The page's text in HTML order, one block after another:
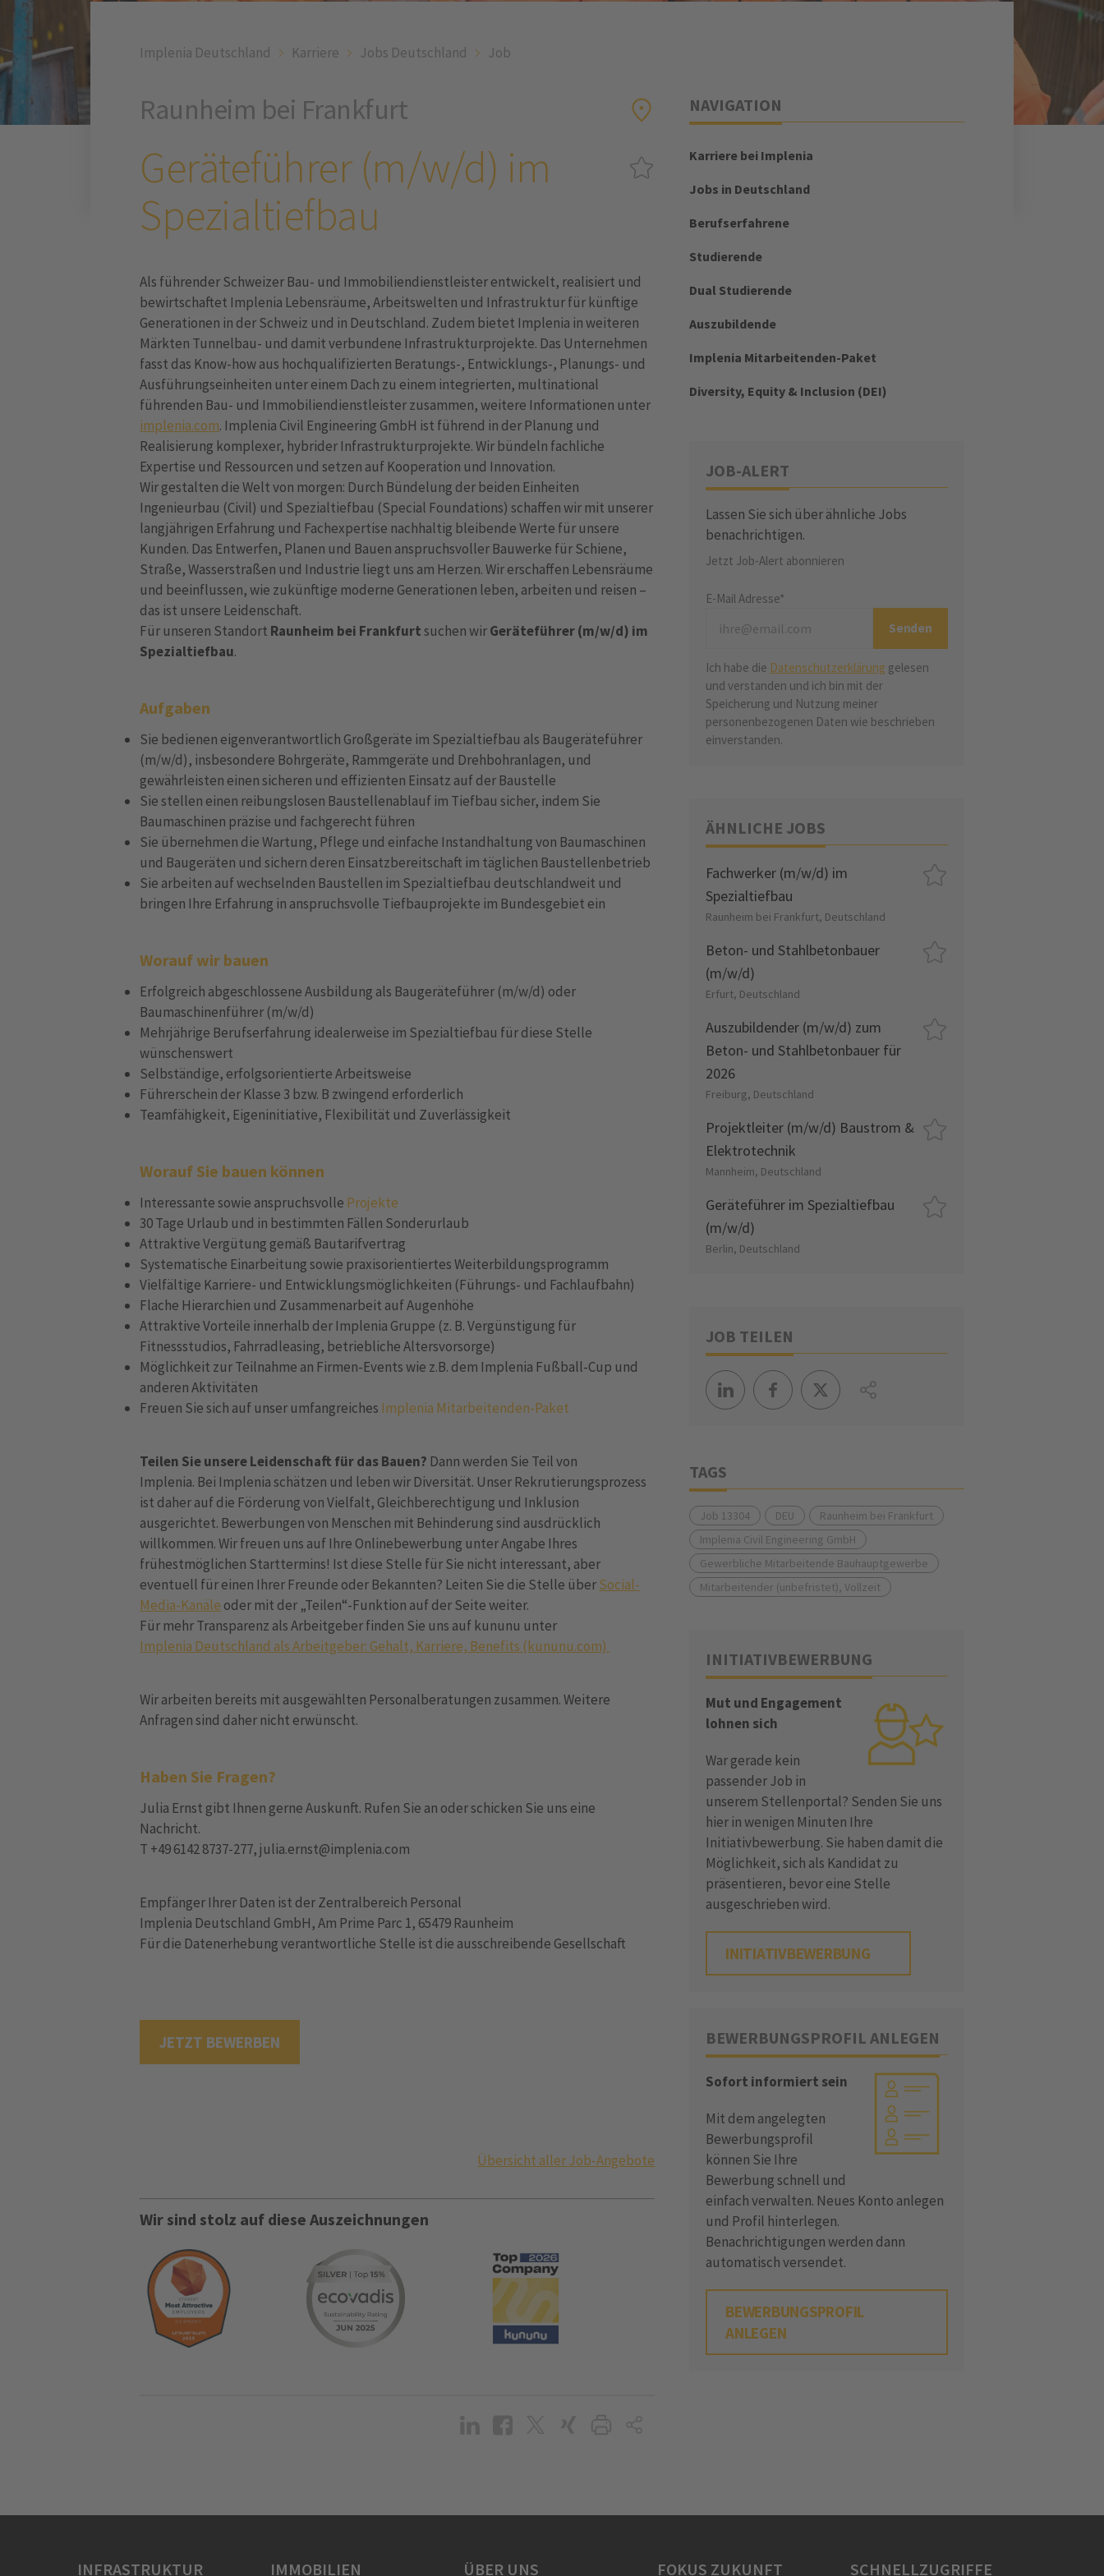
Implenia Deutschland Karriere Jobs Deutschland Job
Raunheim bei Frankfurt
Geräteführer (m/w/d) im
Spezialtiefbau
Als führender Schweizer Bau- und Immobiliendienstleister entwickelt, realisiert und
bewirtschaftet Implenia Lebensräume, Arbeitswelten und Infrastruktur für künftige
Generationen in der Schweiz und in Deutschland. Zudem bietet Implenia in weiteren
Märkten Tunnelbau- und damit verbundene Infrastrukturprojekte. Das Unternehmen
fasst das Know-how aus hochqualifizierten Beratungs-, Entwicklungs-, Planungs- und
Ausführungseinheiten unter einem Dach zu einem integrierten, multinational
führenden Bau- und Immobiliendienstleister zusammen, weitere Informationen unter
implenia.com. Implenia Civil Engineering GmbH ist führend in der Planung und
Realisierung komplexer, hybrider Infrastrukturprojekte. Wir bündeln fachliche
Expertise und Ressourcen und setzen auf Kooperation und Innovation.
Wir gestalten die Welt von morgen: Durch Bündelung der beiden Einheiten
Ingenieurbau (Civil) und Spezialtiefbau (Special Foundations) schaffen wir mit unserer
langjährigen Erfahrung und Fachexpertise nachhaltig bleibende Werte für unsere
Kunden. Das Entwerfen, Planen und Bauen anspruchsvoller Bauwerke für Schiene,
Straße, Wasserstraßen und Industrie liegt uns am Herzen. Wir erschaffen Lebensräume
und beeinflussen, wie zukünftige moderne Generationen leben, arbeiten und reisen –
das ist unsere Leidenschaft.
Für unseren Standort Raunheim bei Frankfurtsuchen wirGeräteführer (m/w/d) im
Spezialtiefbau.
Aufgaben
Sie bedienen eigenverantwortlich Großgeräte im Spezialtiefbau als Baugeräteführer
(m/w/d), insbesondere Bohrgeräte, Rammgeräte und Drehbohranlagen, und
gewährleisten einen sicheren und effizienten Einsatz auf der Baustelle
Sie stellen einen reibungslosen Baustellenablauf im Tiefbau sicher, indem Sie
Baumaschinen präzise und fachgerecht führen
Sie übernehmen die Wartung, Pflege und einfache Instandhaltung von Baumaschinen
und Baugeräten und sichern deren Einsatzbereitschaft im täglichen Baustellenbetrieb
Sie arbeiten auf wechselnden Baustellen im Spezialtiefbau deutschlandweit und
bringen Ihre Erfahrung in anspruchsvolle Tiefbauprojekte im Bundesgebiet ein
Worauf wir bauen
Erfolgreich abgeschlossene Ausbildung als Baugeräteführer (m/w/d) oder
Baumaschinenführer (m/w/d)
Mehrjährige Berufserfahrung idealerweise im Spezialtiefbau für diese Stelle
wünschenswert
Selbständige, erfolgsorientierte Arbeitsweise
Führerschein der Klasse 3 bzw. B zwingend erforderlich
Teamfähigkeit, Eigeninitiative, Flexibilität und Zuverlässigkeit
Worauf Sie bauen können
Interessante sowie anspruchsvolle Projekte
30 Tage Urlaub und in bestimmten Fällen Sonderurlaub
Attraktive Vergütung gemäß Bautarifvertrag
Systematische Einarbeitung sowie praxisorientiertes Weiterbildungsprogramm
Vielfältige Karriere- und Entwicklungsmöglichkeiten (Führungs- und Fachlaufbahn)
Flache Hierarchien und Zusammenarbeit auf Augenhöhe
Attraktive Vorteile innerhalb der Implenia Gruppe (z. B. Vergünstigung für
Fitnessstudios, Fahrradleasing, betriebliche Altersvorsorge)
Möglichkeit zur Teilnahme an Firmen-Events wie z.B. dem Implenia Fußball-Cup und
anderen Aktivitäten
Freuen Sie sich auf unser umfangreiches Implenia Mitarbeitenden-Paket
Teilen Sie unsere Leidenschaft für das Bauen? Dann werden Sie Teil von
Implenia. Bei Implenia schätzen und leben wir Diversität. Unser Rekrutierungsprozess
ist daher auf die Förderung von Vielfalt, Gleichberechtigung und Inklusion
ausgerichtet. Bewerbungen von Menschen mit Behinderung sind ausdrücklich
willkommen. Wir freuen uns auf Ihre Onlinebewerbung unter Angabe Ihres
frühestmöglichen Starttermins! Ist diese Stelle für Sie nicht interessant, aber
eventuell für einen Ihrer Freunde oder Bekannten? Leiten Sie die Stelle überSocial-
Media-Kanäle oder mit der „Teilen“-Funktion auf der Seite weiter.
Für mehr Transparenz als Arbeitgeber finden Sie uns auf kununu unter
Implenia Deutschland als Arbeitgeber: Gehalt, Karriere, Benefits (kununu.com)
Wir arbeiten bereits mit ausgewählten Personalberatungen zusammen. Weitere
Anfragen sind daher nicht erwünscht.
Haben Sie Fragen?
Julia Ernst gibt Ihnen gerne Auskunft. Rufen Sie an oder schicken Sie uns eine
Nachricht.
T +49 6142 8737-277, julia.ernst@implenia.com
Empfänger Ihrer Daten ist der Zentralbereich Personal
Implenia Deutschland GmbH, Am Prime Parc 1, 65479 Raunheim
Für die Datenerhebung verantwortliche Stelle ist die ausschreibende Gesellschaft
JETZT BEWERBEN
Übersicht aller Job-Angebote
Wir sind stolz auf diese Auszeichnungen
NAVIGATION
Karriere bei Implenia
Jobs in Deutschland
Berufserfahrene
Studierende
Dual Studierende
Auszubildende
Implenia Mitarbeitenden-Paket
Diversity, Equity & Inclusion (DEI)
JOB-ALERT
Lassen Sie sich über ähnliche Jobs
benachrichtigen.
Jetzt Job-Alert abonnieren
E-Mail Adresse*
Ich habe die Datenschutzerklärung gelesen
und verstanden und ich bin mit der
Speicherung und Nutzung meiner
personenbezogenen Daten wie beschrieben
einverstanden.
ÄHNLICHE JOBS
Fachwerker (m/w/d) im
Spezialtiefbau
Raunheim bei Frankfurt, Deutschland
Beton- und Stahlbetonbauer
(m/w/d)
Erfurt, Deutschland
Auszubildender (m/w/d) zum
Beton- und Stahlbetonbauer für
2026
Freiburg, Deutschland
Projektleiter (m/w/d) Baustrom &
Elektrotechnik
Mannheim, Deutschland
Geräteführer im Spezialtiefbau
(m/w/d)
Berlin, Deutschland
JOB TEILEN
TAGS
Job 13304 DEU
Raunheim bei Frankfurt
Implenia Civil Engineering GmbH
Gewerbliche Mitarbeitende Bauhauptgewerbe
Mitarbeitender (unbefristet), Vollzeit
INITIATIVBEWERBUNG
Mut und Engagement
lohnen sich
War gerade kein
passender Job in
unserem Stellenportal? Senden Sie uns
hier in wenigen Minuten Ihre
Initiativbewerbung. Sie haben damit die
Möglichkeit, sich als Kandidat zu
präsentieren, bevor eine Stelle
ausgeschrieben wird.
INITIATIVBEWERBUNG
BEWERBUNGSPROFIL ANLEGEN
Sofort informiert sein
Mit dem angelegten
Bewerbungsprofil
können Sie Ihre
Bewerbung schnell und
einfach verwalten. Neues Konto anlegen
und Profil hinterlegen.
Benachrichtigungen werden dann
automatisch versendet.
BEWERBUNGSPROFIL
ANLEGEN
INFRASTRUKTUR IMMOBILIEN ÜBER UNS FOKUS ZUKUNFT SCHNELLZUGRIFFE